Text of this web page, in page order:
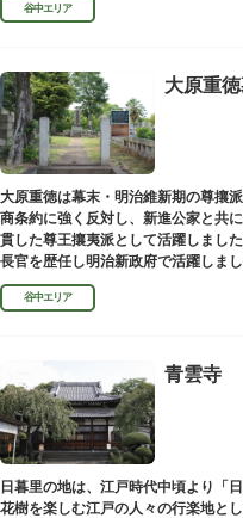
谷中エリア
大原重
大原重徳は幕末・明治維新期の尊攘
商条約に強く反対し、新進公家と共
貫した尊王攘夷派として活躍しまし
長官を歴任し明治新政府で活躍しま
谷中エリア
青雲寺
日暮里の地は、江戸時代中頃より「
花樹を楽しむ江戸の人々の行楽地と